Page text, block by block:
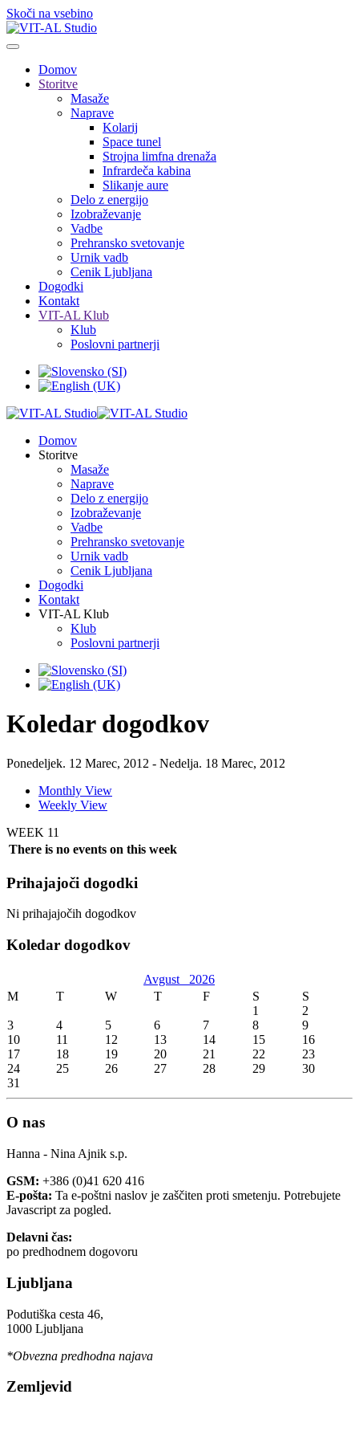
Skoči na vsebino
Domov
Storitve
Masaže
Naprave
Kolarij
Space tunel
Strojna limfna drenaža
Infrardeča kabina
Slikanje aure
Delo z energijo
Izobraževanje
Vadbe
Prehransko svetovanje
Urnik vadb
Cenik Ljubljana
Dogodki
Kontakt
VIT-AL Klub
Klub
Poslovni partnerji
Domov
Storitve
Masaže
Naprave
Delo z energijo
Izobraževanje
Vadbe
Prehransko svetovanje
Urnik vadb
Cenik Ljubljana
Dogodki
Kontakt
VIT-AL Klub
Klub
Poslovni partnerji
Koledar dogodkov
Ponedeljek. 12 Marec, 2012 - Nedelja. 18 Marec, 2012
Monthly View
Weekly View
WEEK 11
There is no events on this week
Prihajajoči dogodki
Ni prihajajočih dogodkov
Koledar dogodkov
Avgust 2026
M
T W T F S
S
1
2
3
4 5 6 7 8
9
10
11 12 13 14 15
16
17
18 19 20 21 22
23
24
25 26 27 28 29
30
31
O nas
Hanna - Nina Ajnik s.p.
GSM: +386 (0)41 620 416
E-pošta: Ta e-poštni naslov je zaščiten proti smetenju. Potrebujete
Javascript za pogled.
Delavni čas:
po predhodnem dogovoru
Ljubljana
Podutiška cesta 46,
1000 Ljubljana
*Obvezna predhodna najava
Zemljevid